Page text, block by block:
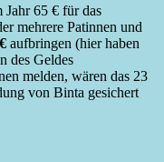
Jahr 65 € für das
mehrere Patinnen und
aufbringen (hier haben
des Geldes
melden, wären das 23
von Binta gesichert